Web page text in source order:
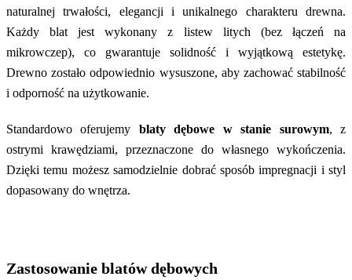
naturalnej trwałości, elegancji i unikalnego charakteru drewna.
Każdy blat jest wykonany z listew litych (bez łączeń na
mikrowczep), co gwarantuje solidność i wyjątkową estetykę.
Drewno zostało odpowiednio wysuszone, aby zachować stabilność
i odporność na użytkowanie.
Standardowo oferujemy blaty dębowe w stanie surowym, z
ostrymi krawędziami, przeznaczone do własnego wykończenia.
Dzięki temu możesz samodzielnie dobrać sposób impregnacji i styl
dopasowany do wnętrza.
Zastosowanie blatów dębowych